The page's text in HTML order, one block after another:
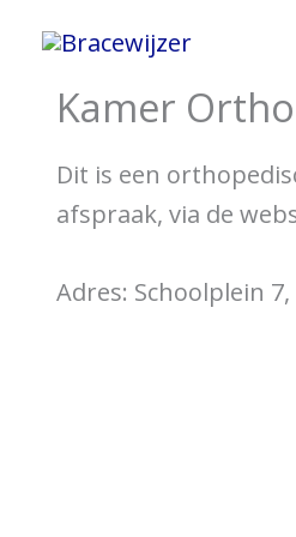
naar
Kamer
Dit is een
afspraak, via de
Adres: Schoolplein